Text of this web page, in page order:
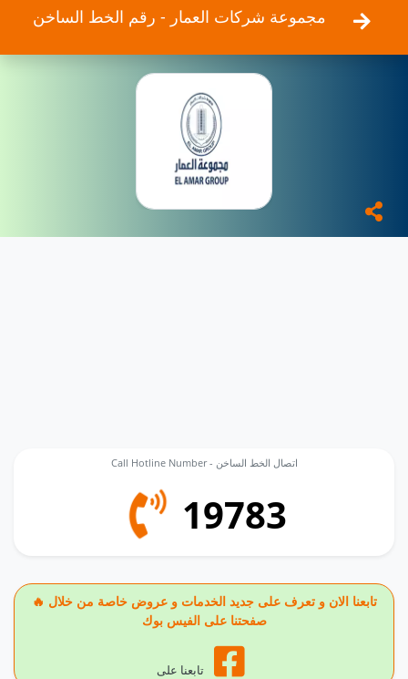
مجموعة شركات العمار - رقم الخط الساخن
Call Hotline Number - اتصال الخط الساخن
19783
🔥 تابعنا الان و تعرف على جديد الخدمات و عروض خاصة من خلال
صفحتنا على الفيس بوك
تابعنا على